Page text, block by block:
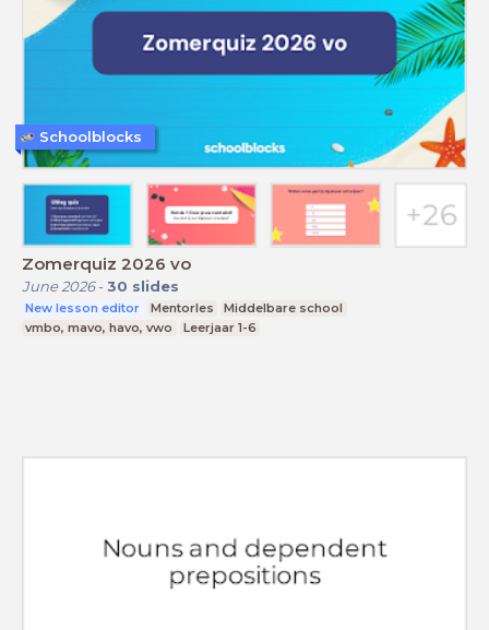
Zomerquiz 2026 vo
June 2026- 30 slides
New lesson editor Mentorles
Middelbare school
vmbo, mavo, havo, vwo
Leerjaar 1-6
Schoolblocks